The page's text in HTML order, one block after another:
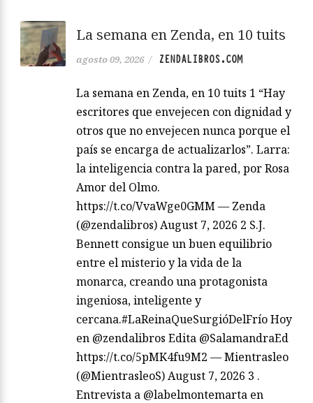
La semana en Zenda, en 10 tuits
agosto 09, 2026 / ZENDALIBROS.COM
La semana en Zenda, en 10 tuits 1 “Hay
escritores que envejecen con dignidad y
otros que no envejecen nunca porque el
país se encarga de actualizarlos”. Larra:
la inteligencia contra la pared, por Rosa
Amor del Olmo.
https://t.co/VvaWge0GMM — Zenda
(@zendalibros) August 7, 2026 2 S.J.
Bennett consigue un buen equilibrio
entre el misterio y la vida de la
monarca, creando una protagonista
ingeniosa, inteligente y
cercana.#LaReinaQueSurgióDelFrío Hoy
en @zendalibros Edita @SalamandraEd
https://t.co/5pMK4fu9M2 — Mientrasleo
(@MientrasleoS) August 7, 2026 3 .
Entrevista a @labelmontemarta en